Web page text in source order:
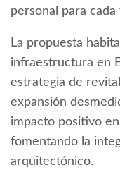
personal para cada
La propuesta
infraestructura en
estrategia de
expansión
impacto positivo
fomentando la
arquitectónico.